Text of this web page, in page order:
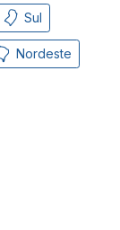
Sul
Nordeste